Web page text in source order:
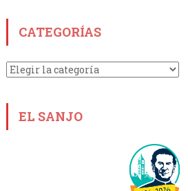
CATEGORÍAS
Categorías
EL SANJO